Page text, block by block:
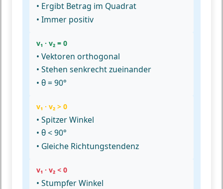
• Ergibt Betrag im Quadrat
• Immer positiv
v₁ · v₂ = 0
• Vektoren orthogonal
• Stehen senkrecht zueinander
• θ = 90°
v₁ · v₂ > 0
• Spitzer Winkel
• θ < 90°
• Gleiche Richtungstendenz
v₁ · v₂ < 0
• Stumpfer Winkel